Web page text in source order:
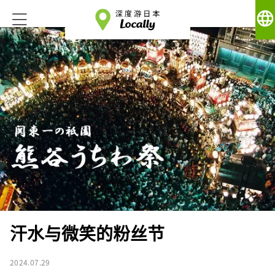
language
汗水与微笑的粉丝节
2024.07.29